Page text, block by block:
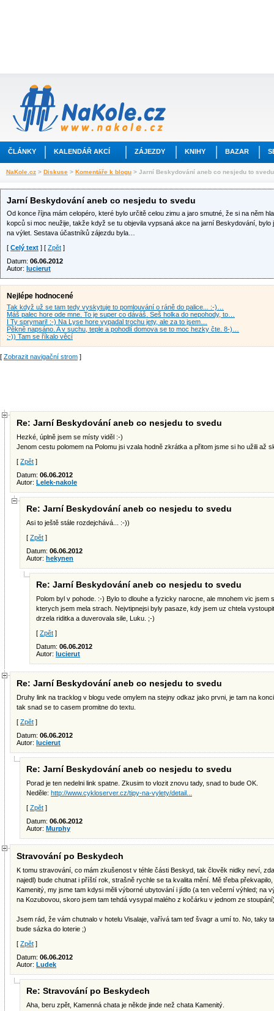
ČLÁNKY KALENDÁŘ AKCÍ ZÁJEZDY KNIHY BAZAR
NaKole.cz > Diskuse > Komentáře k blogu > Jarní Beskydování aneb co nesjedu to svedu
Jarní Beskydování aneb co nesjedu to svedu
Od konce října mám celopéro, které bylo určitě celou zimu a jaro smutné, že si na něm
kopců si moc neužije, takže když se tu objevila vypsaná akce na jarní Beskydování,
na výlet. Sestava účastníků zájezdu byla…
[ Celý text ] [ Zpět ]
Datum: 06.06.2012
Autor: lucierut
Nejlépe hodnocené
Tak když už se tam tedy vyskytuje to pomlouvání o ráně do palice... :-)…
Máš palec hore ode mne. To je super co dáváš. Seš holka do nepohody, to…
I Ty sprymari! :-) Na Lyse hore vypadal trochu jety, ale za to jsem…
Pěkně napsáno. A v suchu, teple a pohodlí domova se to moc hezky čte. 8-)…
:-)) Tam se říkalo věcí
[ Zobrazit navigační strom ]
Re: Jarní Beskydování aneb co nesjedu to svedu
Hezké, úplně jsem se místy viděl :-)
Jenom cestu polomem na Polomu jsi vzala hodně zkrátka a přitom jsme si ho užili až
[ Zpět ]
Datum: 06.06.2012
Autor: Lelek-nakole
Re: Jarní Beskydování aneb co nesjedu to svedu
Asi to ještě stále rozdejchává... :-))
[ Zpět ]
Datum: 06.06.2012
Autor: hekynen
Re: Jarní Beskydování aneb co nesjedu to svedu
Polom byl v pohode. :-) Bylo to dlouhe a fyzicky narocne, ale mnohem vic
kterych jsem mela strach. Nejvtipnejsi byly pasaze, kdy jsem uz chtela
drzela riditka a duverovala sile, Luku. ;-)
[ Zpět ]
Datum: 06.06.2012
Autor: lucierut
Re: Jarní Beskydování aneb co nesjedu to svedu
Druhy link na tracklog v blogu vede omylem na stejny odkaz jako prvni, je tam na
tak snad se to casem promitne do textu.
[ Zpět ]
Datum: 06.06.2012
Autor: lucierut
Re: Jarní Beskydování aneb co nesjedu to svedu
Porad je ten nedelni link spatne. Zkusim to vlozit znovu tady, snad to bude OK.
Neděle: http://www.cykloserver.cz/tipy-na-vylety/detail...
[ Zpět ]
Datum: 06.06.2012
Autor: Murphy
Stravování po Beskydech
K tomu stravování, co mám zkušenost v téhle části Beskyd, tak člověk nidky neví,
najedl) bude chutnat i příští rok, strašně rychle se ta kvalita mění. Mě třeba
Kamenitý, my jsme tam kdysi měli výborné ubytování i jídlo (a ten večerní výhled; na
na Kozubovou, skoro jsem tam tehdá vysypal malého z kočárku v jednom ze
Jsem rád, že vám chutnalo v hotelu Visalaje, vařívá tam teď švagr a umí to. No, taky
bude sázka do loterie ;)
[ Zpět ]
Datum: 06.06.2012
Autor: Ludek
Re: Stravování po Beskydech
Aha, beru zpět, Kamenná chata je někde jinde než chata Kamenitý.